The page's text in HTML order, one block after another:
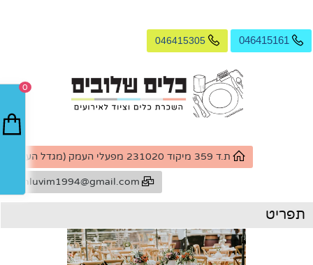
046415161
046415305
ת.ד 359 מיקוד 231020 מפעלי העמק (מגדל העמק)
k.shluvim1994@gmail.com
תפריט
0